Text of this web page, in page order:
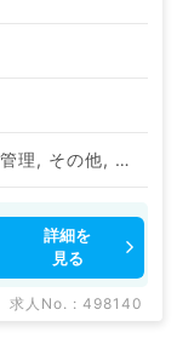
病棟管理, 救急対応, 透析管理, その他, 一般外来, 専門外来
詳細を
見る
求人No. : 498140